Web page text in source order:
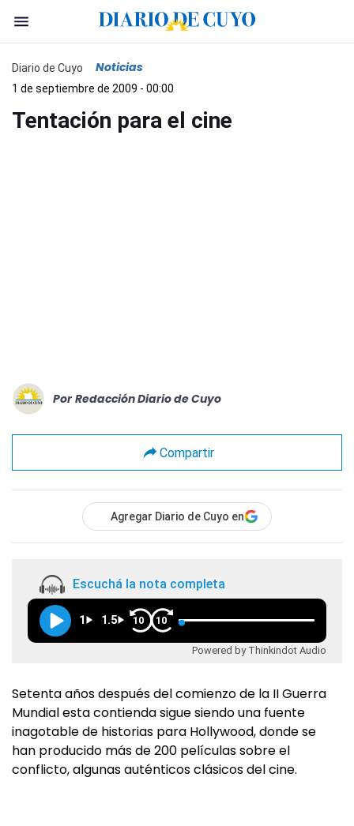
Diario de Cuyo Noticias
1 de septiembre de 2009 - 00:00
Tentación para el cine
Por Redacción Diario de Cuyo
Compartir
Agregar Diario de Cuyo en
Escuchá la nota completa
1 1.5 10 10
Powered by Thinkindot Audio
Setenta años después del comienzo de la II Guerra
Mundial esta contienda sigue siendo una fuente
inagotable de historias para Hollywood, donde se
han producido más de 200 películas sobre el
conflicto, algunas auténticos clásicos del cine.